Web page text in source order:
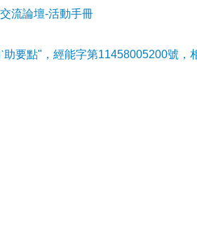
流論壇-活動手冊
要點"，經能字第11458005200號，